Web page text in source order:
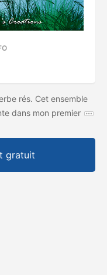
rés. Cet ensemble
dans mon premier
gratuit